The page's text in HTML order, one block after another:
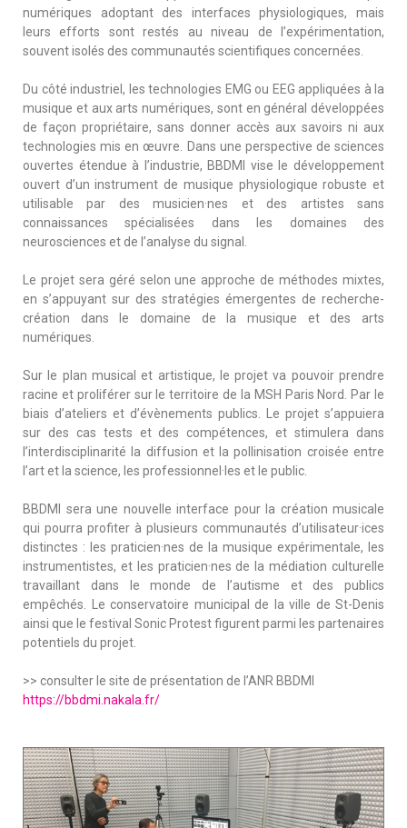
numériques adoptant des interfaces physiologiques, mais
leurs efforts sont restés au niveau de l’expérimentation,
souventisolés des communautés scientifiques concernées.
Du côté industriel, les technologies EMG ou EEG appliquées à la
musique et aux arts numériques, sont en général développées
de façon propriétaire, sans donner accès aux savoirs ni aux
technologies mis en œuvre.
Dans une perspective de sciences
ouvertes étendue à l’industrie, BBDMI
vise le développement
ouvert d’un instrument de musique physiologique robuste et
utilisable par des musicien·nes et des artistes sans
connaissances spécialisées dans les domaines des
neurosciences et de l’analyse du signal.
Le projet sera géré selon une approche de méthodes mixtes,
en s’appuyant sur des stratégies émergentes de recherche-
création dans le domaine de la musique et des arts
numériques.
Sur le plan musical et artistique, le projet va pouvoir prendre
racine et proliférer sur le territoire de la MSH Paris Nord.
Par le
biais d’ateliers et d’évènements publics.
Le projet s’appuiera
sur des cas tests et des compétences, et stimulera dans
l’interdisciplinarité la diffusion et la pollinisation croisée entre
l’art et la science, les professionnel·les et le public.
BBDMI
sera une nouvelle interface pour la création musicale
qui pourra profiter à plusieurs communautés d’utilisateur·ices
distinctes : les praticien·nes de la musique expérimentale, les
instrumentistes, et les praticien·nes de la médiation culturelle
travaillant dans le monde de l’autisme et des publics
empêchés.
Le conservatoire municipal de la ville de St-Denis
ainsi que le festival Sonic Protestfigurent parmi les partenaires
potentiels du projet.
>> consulter le site de présentation de l’ANR BBDMI
https://bbdmi.nakala.fr/